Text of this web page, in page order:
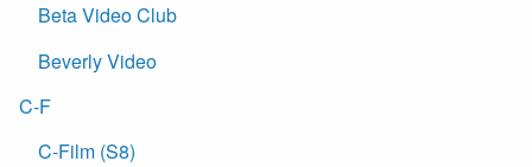
Beta Video Club
Beverly Video
C-F
C-Film (S8)